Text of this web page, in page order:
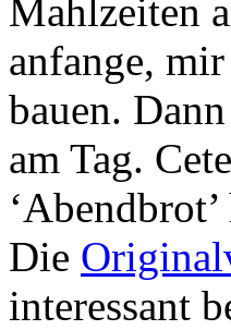
Mahlzeiten
anfange,
bauen.
am Tag.
‘Abendbrot’
Die
interessant